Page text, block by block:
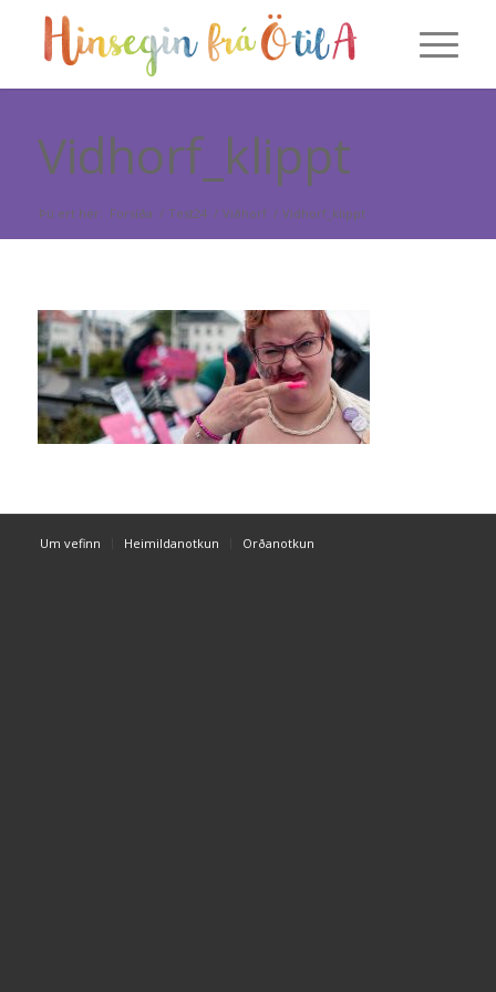
Vidhorf_klippt
Þú ert hér: Forsíða / Test24 / Viðhorf / Vidhorf_klippt
Um vefinn Heimildanotkun Orðanotkun